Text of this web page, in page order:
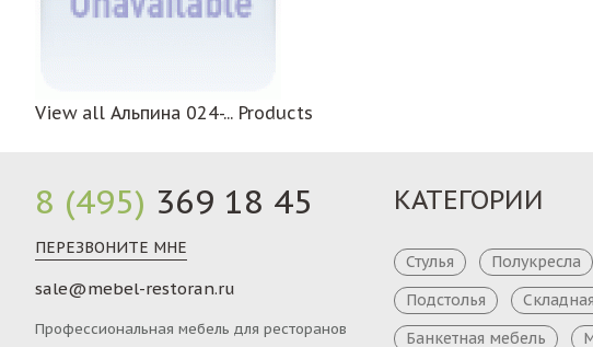
View all Альпина 024-... Products
8 (495) 369 18 45
ПЕРЕЗВОНИТЕ МНЕ
sale@mebel-restoran.ru
Профессиональная мебель для ресторанов
КАТЕГОРИИ
Стулья Полукресла
Подстолья
Банкетная мебель